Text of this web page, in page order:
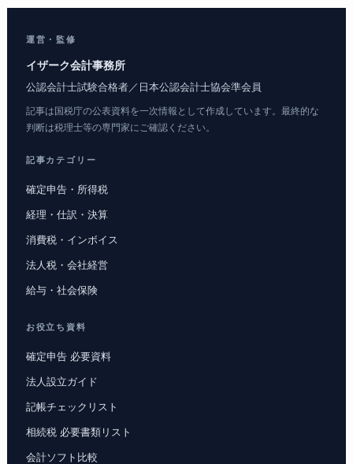
運営・監修
イザーク会計事務所
公認会計士試験合格者／日本公認会計士協会準会員
記事は国税庁の公表資料を一次情報として作成しています。最終的な
判断は税理士等の専門家にご確認ください。
記事カテゴリー
確定申告・所得税
経理・仕訳・決算
消費税・インボイス
法人税・会社経営
給与・社会保険
お役立ち資料
確定申告 必要資料
法人設立ガイド
記帳チェックリスト
相続税 必要書類リスト
会計ソフト比較